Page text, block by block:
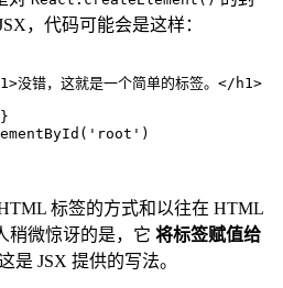
，代码可能会是这样：
>没错，这就是一个简单的标签。 </ h1 >
( 'root' )
标签的方式和以往在 HTML
稍微惊讶的是，它 将标签赋值给
是 JSX 提供的写法。